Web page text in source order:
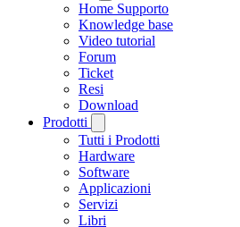
Home Supporto
Knowledge base
Video tutorial
Forum
Ticket
Resi
Download
Prodotti
Tutti i Prodotti
Hardware
Software
Applicazioni
Servizi
Libri